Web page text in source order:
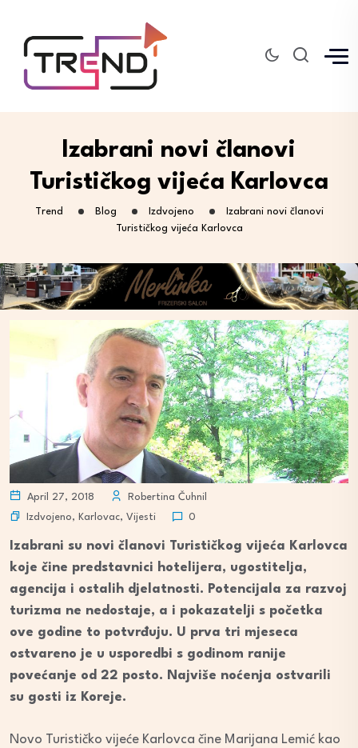
Izabrani novi članovi
Turističkog vijeća Karlovca
Trend Blog Izdvojeno
Izabrani novi članovi
Turističkog vijeća Karlovca
April 27, 2018
Robertina Čuhnil
Izdvojeno, Karlovac, Vijesti 0
Izabrani su novi članovi Turističkog vijeća Karlovca
koje čine predstavnici hotelijera, ugostitelja,
agencija i ostalih djelatnosti. Potencijala za razvoj
turizma ne nedostaje, a i pokazatelji s početka
ove godine to potvrđuju. U prva tri mjeseca
ostvareno je u usporedbi s godinom ranije
povećanje od 22 posto. Najviše noćenja ostvarili
su gosti iz Koreje.
Novo Turističko vijeće Karlovca čine Marijana Lemić kao